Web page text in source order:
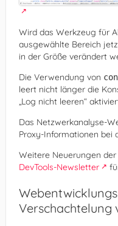
Wird das Werkzeug für
ausgewählte Bereich
in der Größe verändert
Die Verwendung von
leert nicht länger die
„Log nicht leeren“
Das Netzwerkanalyse-
Proxy-Informationen bei
Weitere Neuerungen
DevTools-Newsletter
Verschachtelung